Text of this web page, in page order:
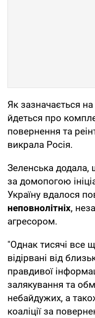
Як зазначається на
йдеться про
повернення та
викрала Росія.
Зеленська
за домопогою
Україну вдалося
неповнолітніх,
агресором.
"Однак тисячі все
відірвані від
правдивої
залякування та
небайдужих, а
коаліції за